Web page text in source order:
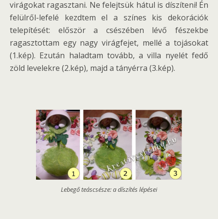
virágokat ragasztani. Ne felejtsük hátul is díszíteni! Én
felülről-lefelé kezdtem el a színes kis dekorációk
telepítését: először a csészében lévő fészekbe
ragasztottam egy nagy virágfejet, mellé a tojásokat
(1.kép). Ezután haladtam tovább, a villa nyelét fedő
zöld levelekre (2.kép), majd a tányérra (3.kép).
Lebegő teáscsésze: a díszítés lépései